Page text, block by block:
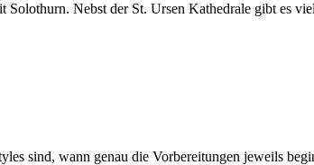
Nebst der St. Ursen Kathedrale gibt es
sind, wann genau die Vorbereitungen jeweils